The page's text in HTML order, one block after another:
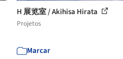
H 展览室 / Akihisa Hirata
Projetos
Marcar